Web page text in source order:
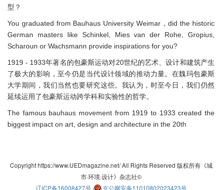
型？
You graduated from Bauhaus University Weimar，did the historic
German masters like Schinkel, Mies van der Rohe, Gropius,
Scharoun or Wachsmann provide inspirations for you?
1919 - 1933年著名的包豪斯运动对20世纪的艺术、设计和建筑产生
了极大的影响，至今仍是当代设计领域的推动力量。在魏玛包豪斯
大学期间，我们当然也要研究这些。我认为，时至今日，我们仍然
延续运用了包豪斯运动跨学科和实验性的哲学。
The famous bauhaus movement from 1919 to 1933 created the
biggest impact on art, design and architecture in the 20th
Copyright https://www.UEDmagazine.net/ All Rights Reserved 版权所有《城
市·环境·设计》杂志社©
辽ICP备16008427号
京公网安备11010802023423号